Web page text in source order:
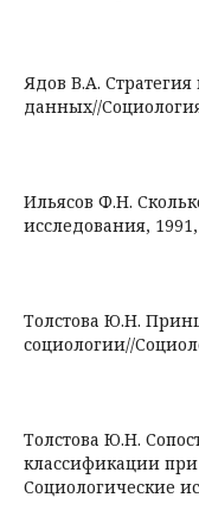
Ядов В.А.
данных//
Ильясов Ф.Н.
исследования, 1991,
Толстова Ю.Н.
социологии//
Толстова Ю.Н.
классификации
Социологические